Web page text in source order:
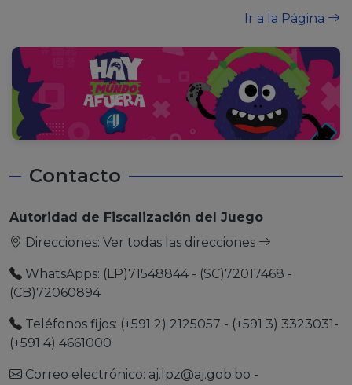
Ir a la Página
Contacto
Autoridad de Fiscalización del Juego
Direcciones: Ver todas las direcciones
WhatsApps: (LP)71548844 - (SC)72017468 -
(CB)72060894
Teléfonos fijos: (+591 2) 2125057 - (+591 3) 3323031-
(+591 4) 4661000
Correo electrónico: aj.lpz@aj.gob.bo -